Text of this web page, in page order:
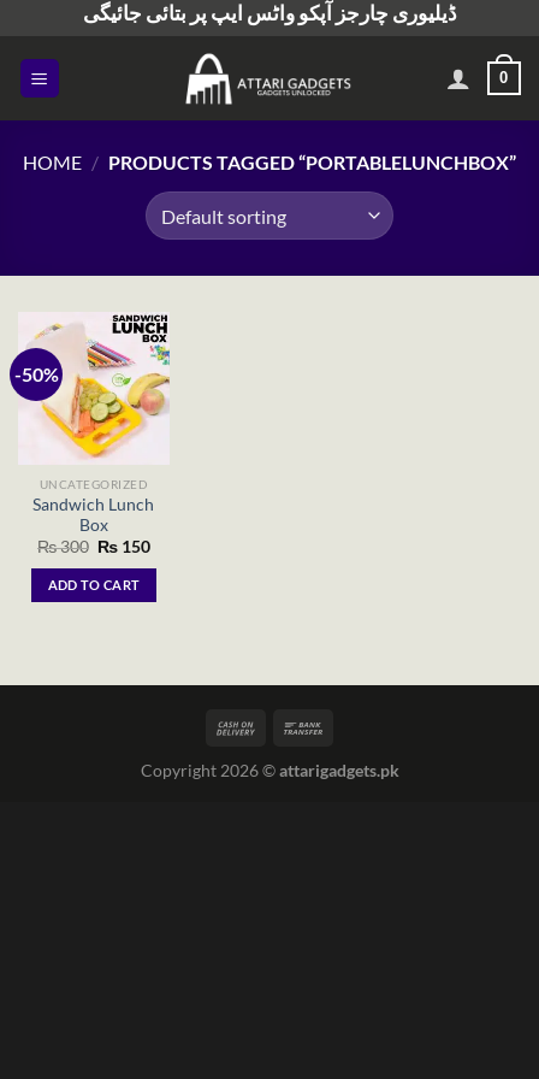
content
ڈیلیوری چارجز آپکو واٹس ایپ پر بتائی جائیگی
0
HOME / PRODUCTS TAGGED “PORTABLELUNCHBOX”
-50%
UNCATEGORIZED
Sandwich Lunch
Box
₨300 Original
was:
₨ 300.
₨ 150Current
ADD TO CART
Copyright 2026 ©attarigadgets.pk